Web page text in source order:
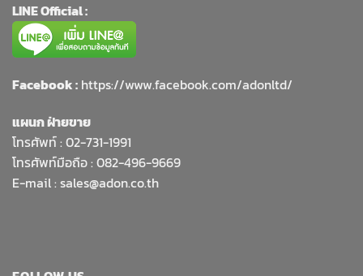
LINE Official :
Facebook : https://www.facebook.com/adonltd/
แผนก ฝ่ายขาย
โทรศัพท์ : 02-731-1991
โทรศัพท์มือถือ : 082-496-9669
E-mail : sales@adon.co.th